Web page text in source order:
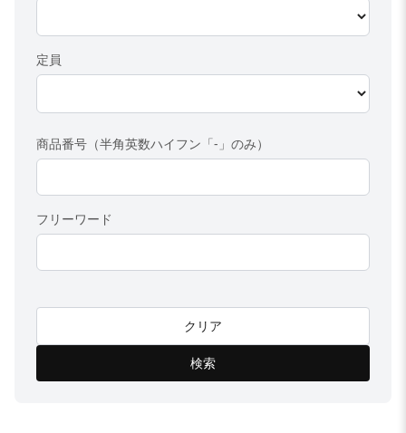
定員
商品番号（半角英数ハイフン「-」のみ）
フリーワード
クリア
検索